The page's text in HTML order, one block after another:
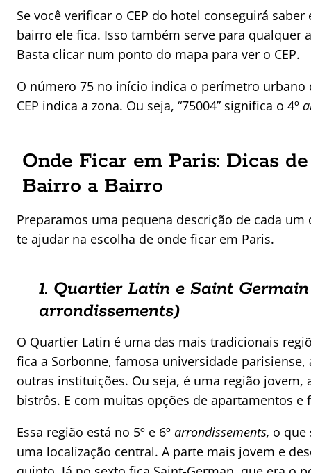
Se você verificar o CEP do hotel conseguirá
bairro ele fica. Isso também serve para qualquer
Basta clicar num ponto do mapa para ver o CEP.
O número 75 no início indica o perímetro urbano
CEP indica a zona. Ou seja, “75004” significa o 4º
Onde Ficar em Paris: Dicas
Bairro a Bairro
Preparamos uma pequena descrição de cada um
te ajudar na escolha de onde ficar em Paris.
1. Quartier Latin e Saint Germain
arrondissements)
O Quartier Latin é uma das mais tradicionais
fica a Sorbonne, famosa universidade parisiense,
outras instituições. Ou seja, é uma região jovem,
bistrôs. E com muitas opções de apartamentos e
Essa região está no 5º e 6º arrondissements, o que
uma localização central. A parte mais jovem e